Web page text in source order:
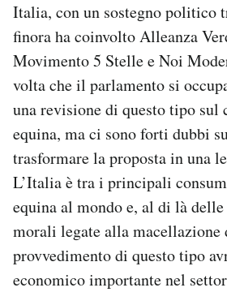
Esci
Italia, con un sostegno politico
finora ha coinvolto Alleanza
Movimento 5 Stelle e Noi
volta che il parlamento si
una revisione di questo tipo sul
equina, ma ci sono forti dubbi
trasformare la proposta in una
L’Italia è tra i principali
equina al mondo e, al di là
morali legate alla
provvedimento di questo tipo
economico importante nel